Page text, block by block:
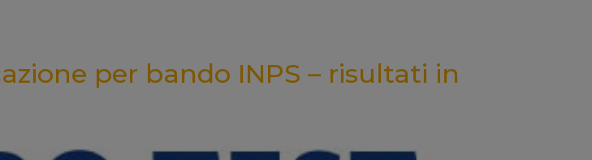
per bando INPS – risultati in